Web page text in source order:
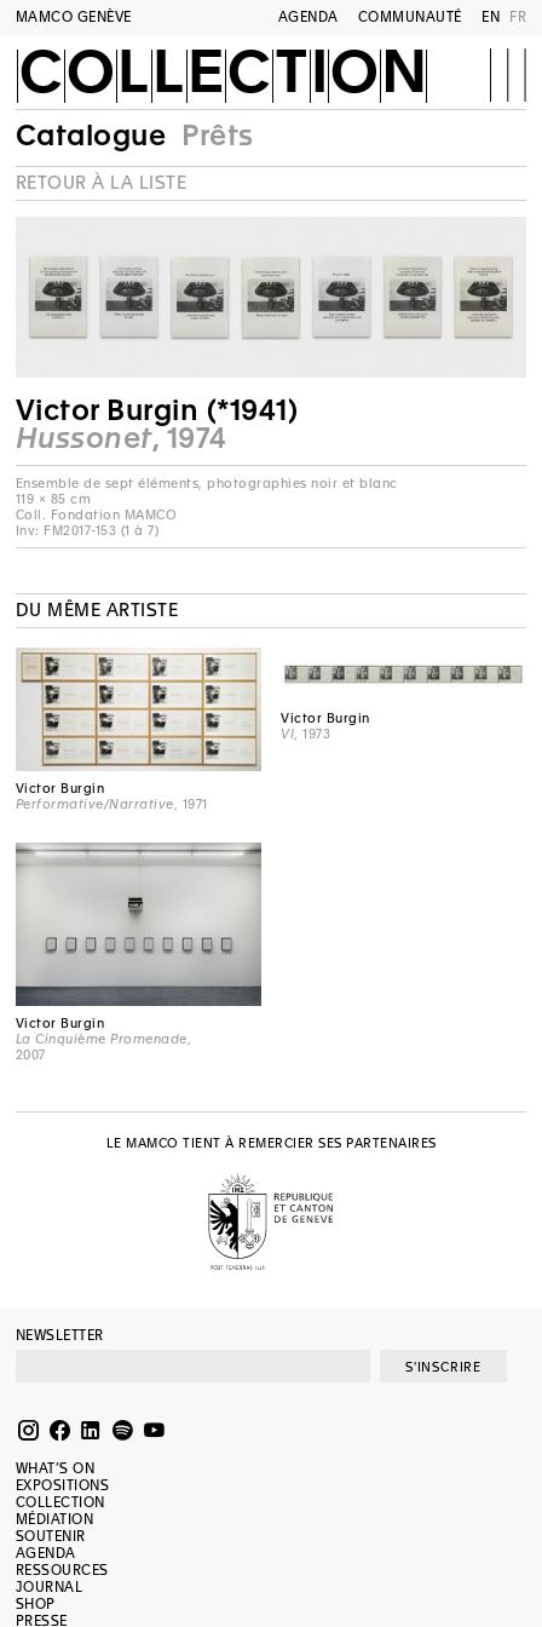
MAMCO GENÈVE AGENDA COMMUNAUTÉ EN FR
COLLECTION
Catalogue Prêts
RETOUR À LA LISTE
Victor Burgin (*1941)
Hussonet, 1974
Ensemble de sept éléments, photographies noir et blanc
119 × 85 cm
Coll. Fondation MAMCO
Inv: FM2017-153 (1 à 7)
DU MÊME ARTISTE
Victor Burgin
Performative/Narrative , 1971
Victor Burgin
VI , 1973
Victor Burgin
La Cinquième Promenade
2007
LE MAMCO TIENT À REMERCIER SES PARTENAIRES
NEWSLETTER
S'INSCRIRE
WHAT’S ON
EXPOSITIONS
COLLECTION
MÉDIATION
SOUTENIR
AGENDA
RESSOURCES
JOURNAL
SHOP
PRESSE